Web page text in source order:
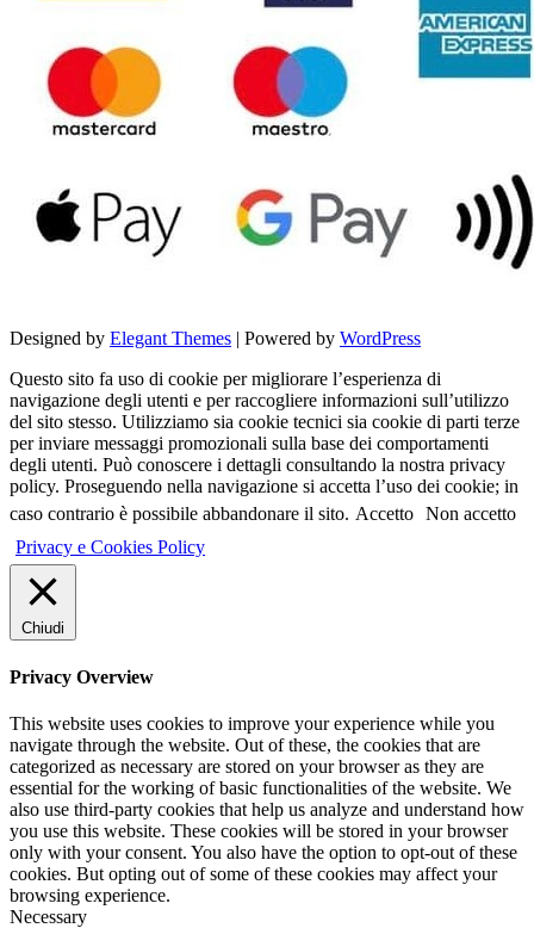
Designed by Elegant Themes | Powered by WordPress
Questo sito fa uso di cookie per migliorare l’esperienza di
navigazione degli utenti e per raccogliere informazioni sull’utilizzo
del sito stesso. Utilizziamo sia cookie tecnici sia cookie di parti terze
per inviare messaggi promozionali sulla base dei comportamenti
degli utenti. Può conoscere i dettagli consultando la nostra privacy
policy. Proseguendo nella navigazione si accetta l’uso dei cookie; in
caso contrario è possibile abbandonare il sito. Accetto Non accetto
Privacy e Cookies Policy
Chiudi
Privacy Overview
This website uses cookies to improve your experience while you
navigate through the website. Out of these, the cookies that are
categorized as necessary are stored on your browser as they are
essential for the working of basic functionalities of the website. We
also use third-party cookies that help us analyze and understand how
you use this website. These cookies will be stored in your browser
only with your consent. You also have the option to opt-out of these
cookies. But opting out of some of these cookies may affect your
browsing experience.
Necessary